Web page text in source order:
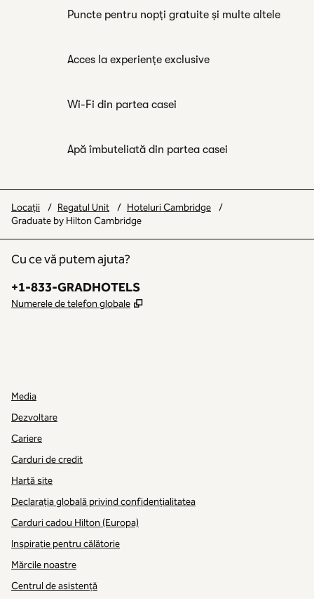
Puncte pentru nopți gratuite și multe altele
Acces la experiențe exclusive
Wi-Fi din partea casei
Apă îmbuteliată din partea casei
Locații / Regatul Unit / Hoteluri Cambridge
/
Graduate by Hilton Cambridge
Cu ce vă putem ajuta?
Telefon:
+1-833-GRADHOTELS
Numerele de telefon globale ,
Media
Dezvoltare
Cariere
Carduri de credit
Hartă site
Declarația globală privind confidenţialitatea
Carduri cadou Hilton (Europa)
Inspirație pentru călătorie
Mărcile noastre
Centrul de asistență